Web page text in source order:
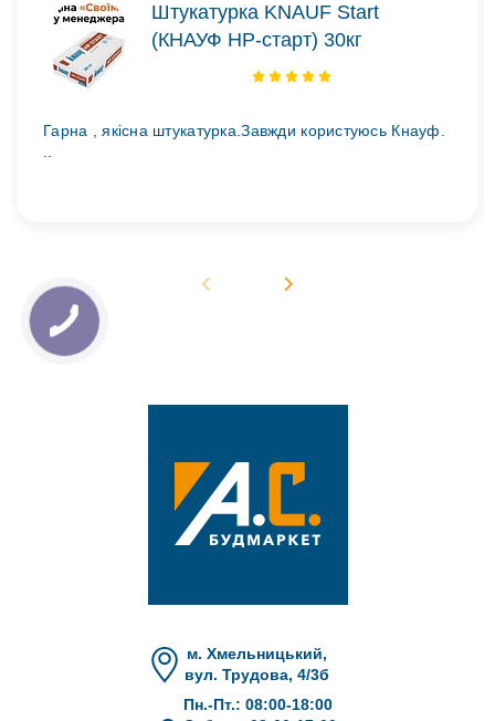
Штукатурка KNAUF Start
(КНАУФ НР-старт) 30кг
Гарна , якісна штукатурка.Завжди користуюсь Кнауф.
..
м. Хмельницький,
вул. Трудова, 4/3б
Пн.-Пт.: 08:00-18:00